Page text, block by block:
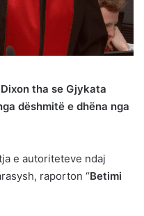
tha se Gjykata
dëshmitë e dhëna nga
e autoriteteve ndaj
raporton “Betimi